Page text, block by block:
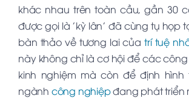
khác nhau trên toàn cầu, gần 30
được gọi là 'kỳ lân' đã cùng tụ họp
bàn thảo về tương lai củatrí tuệ
này không chỉ là cơ hội để các
kinh nghiệm mà còn để định hình
ngành công nghiệpđang phát triển